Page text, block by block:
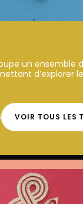
un ensemble
d’explorer
VOIR TOUS LES